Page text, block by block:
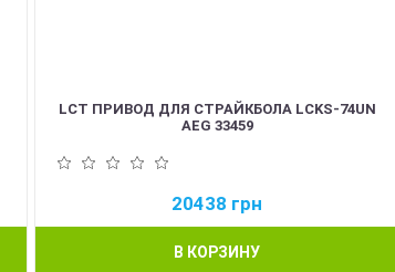
LCT ПРИВОД ДЛЯ СТРАЙКБОЛА LCKS-74UN
AEG 33459
20438 грн
В КОРЗИНУ